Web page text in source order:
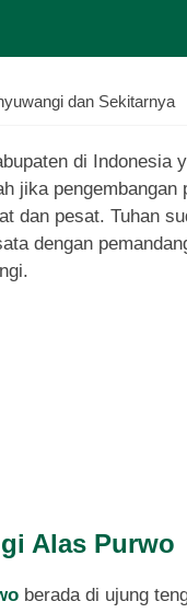
dan Sekitarnya
di Indonesia
jika
dan pesat. Tuhan
dengan
Alas Purwo
berada di ujung